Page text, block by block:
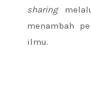
sharing
menambah
ilmu.